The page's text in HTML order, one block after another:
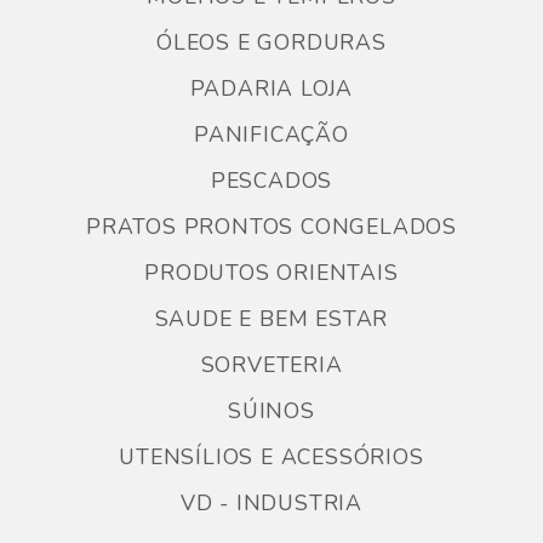
ÓLEOS E GORDURAS
PADARIA LOJA
PANIFICAÇÃO
PESCADOS
PRATOS PRONTOS CONGELADOS
PRODUTOS ORIENTAIS
SAUDE E BEM ESTAR
SORVETERIA
SÚINOS
UTENSÍLIOS E ACESSÓRIOS
VD - INDUSTRIA